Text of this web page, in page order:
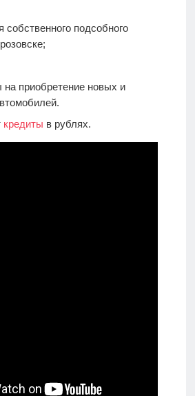
собственного подсобного
на приобретение новых и
кредиты в рублях.